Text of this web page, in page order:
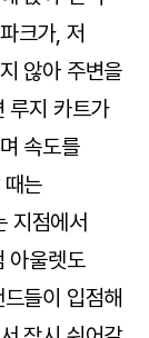
크가, 저
않아 주변을
루지 카트가
속도를
는
지점에서
아울렛도
들이 입점해